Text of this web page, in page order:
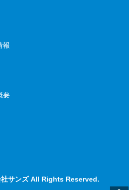
報
要
サンズ All Rights Reserved.